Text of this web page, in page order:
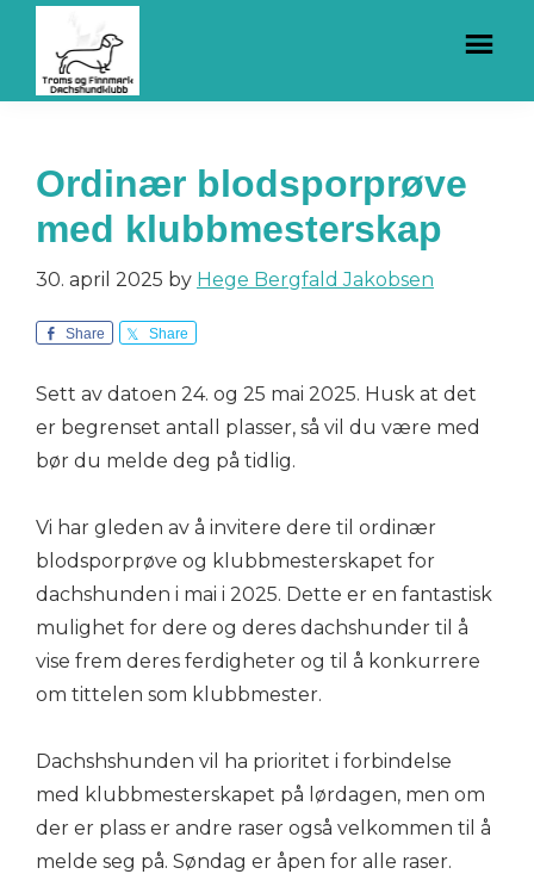
Hopp
hovedinnhold
Hopp
bunntekst
Troms
Dachshundklubb
Nord
Ordinær blodsporprøve
med klubbmesterskap
30. april 2025 by Hege Bergfald Jakobsen
Share Share
Sett av datoen 24. og 25 mai 2025. Husk at det
er begrenset antall plasser, så vil du være med
bør du melde deg på tidlig.
Vi har gleden av å invitere dere til ordinær
blodsporprøve og klubbmesterskapet for
dachshunden i mai i 2025. Dette er en fantastisk
mulighet for dere og deres dachshunder til å
vise frem deres ferdigheter og til å konkurrere
om tittelen som klubbmester.
Dachshshunden vil ha prioritet i forbindelse
med klubbmesterskapet på lørdagen, men om
der er plass er andre raser også velkommen til å
melde seg på. Søndag er åpen for alle raser.